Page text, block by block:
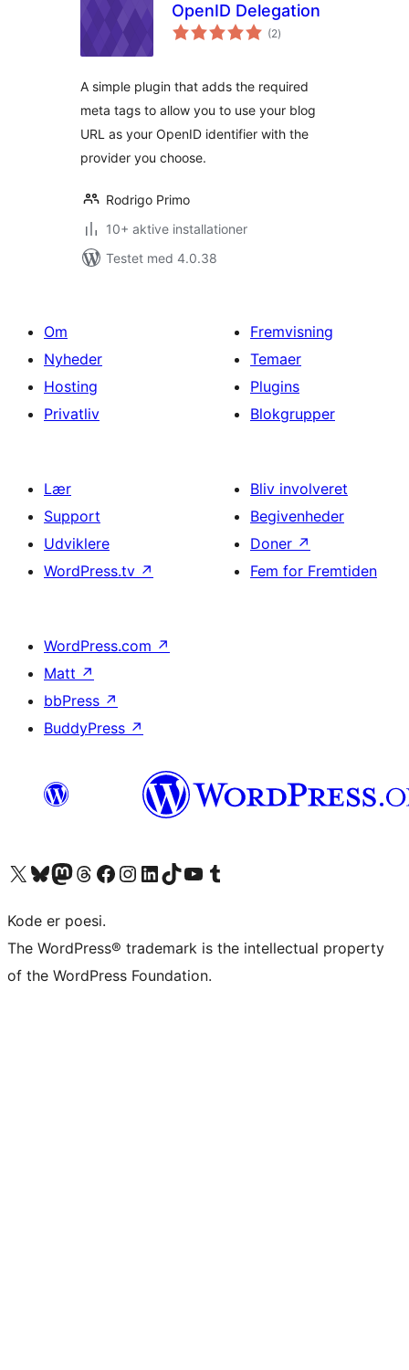
OpenID Delegation
(2totale
bedømmelser
)
A simple plugin that adds the required
meta tags to allow you to use your blog
URL as your OpenID identifier with the
provider you choose.
Rodrigo Primo
10+ aktive installationer
Testet med 4.0.38
Om
Nyheder
Hosting
Privatliv
Fremvisning
Temaer
Plugins
Blokgrupper
Lær
Support
Udviklere
WordPress.tv ↗
Bliv involveret
Begivenheder
Doner ↗
Fem for Fremtiden
WordPress.com ↗
Matt ↗
bbPress ↗
BuddyPress ↗
Besøg vores X (tidligere Twitter) konto
Besøg vores Bluesky-konto
Besøg vores Mastodon konto
Besøg vores Threads-konto
Besøg vores Facebook sideBesøg vores Instagram konto
Besøg vores LinkedIn konto
Besøg vores TikTok-konto
Besøg vores YouTube-kanalBesøg vores Tumblr-konto
Kode er poesi.
The WordPress® trademark is the intellectual property
of the WordPress Foundation.